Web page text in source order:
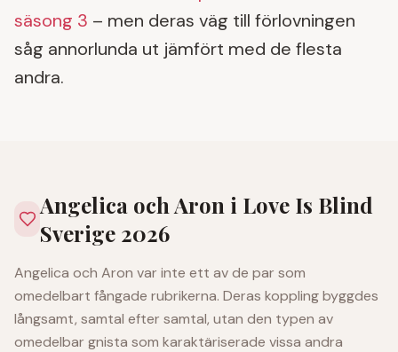
säsong 3 – men deras väg till förlovningen
såg annorlunda ut jämfört med de flesta
andra.
Angelica och Aron i Love Is Blind
Sverige 2026
Angelica och Aron var inte ett av de par som
omedelbart fångade rubrikerna. Deras koppling byggdes
långsamt, samtal efter samtal, utan den typen av
omedelbar gnista som karaktäriserade vissa andra